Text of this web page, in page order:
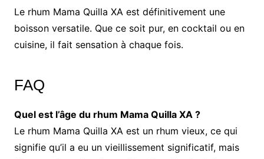
Le rhum Mama Quilla XA est définitivement une
boisson versatile. Que ce soit pur, en cocktail ou en
cuisine, il fait sensation à chaque fois.
FAQ
Quel est l’âge du rhum Mama Quilla XA ?
Le rhum Mama Quilla XA est un rhum vieux, ce qui
signifie qu’il a eu un vieillissement significatif, mais